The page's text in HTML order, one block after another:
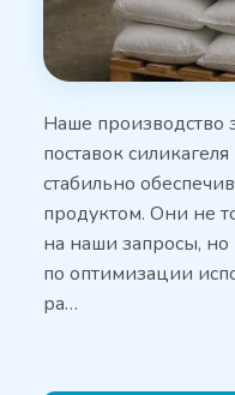
Наше производство
поставок
стабильно
продуктом. Они не
на наши запросы, но
по оптимизации
ра…